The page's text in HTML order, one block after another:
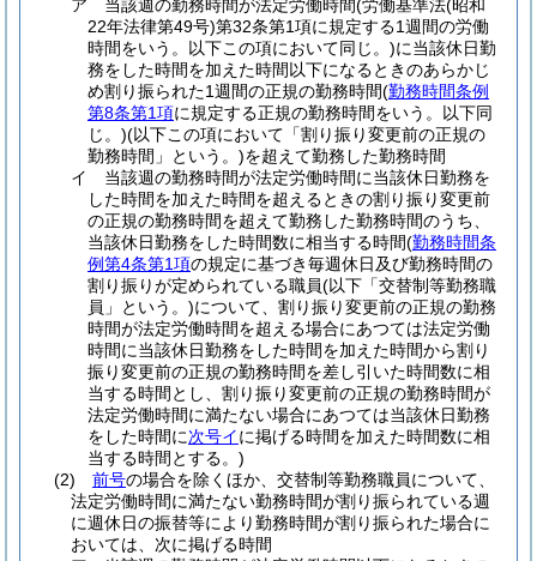
ア
当該週の勤務時間が法定労働時間(労働基準法(昭和
22年法律第49号)第32条第1項に規定する1週間の労働
時間をいう。以下この項において同じ。)に当該休日勤
務をした時間を加えた時間以下になるときのあらかじ
め割り振られた1週間の正規の勤務時間(勤務時間条例
第8条第1項に規定する正規の勤務時間をいう。以下同
じ。)(以下この項において「割り振り変更前の正規の
勤務時間」という。)を超えて勤務した勤務時間
イ
当該週の勤務時間が法定労働時間に当該休日勤務を
した時間を加えた時間を超えるときの割り振り変更前
の正規の勤務時間を超えて勤務した勤務時間のうち、
当該休日勤務をした時間数に相当する時間(勤務時間条
例第4条第1項の規定に基づき毎週休日及び勤務時間の
割り振りが定められている職員(以下「交替制等勤務職
員」という。)について、割り振り変更前の正規の勤務
時間が法定労働時間を超える場合にあつては法定労働
時間に当該休日勤務をした時間を加えた時間から割り
振り変更前の正規の勤務時間を差し引いた時間数に相
当する時間とし、割り振り変更前の正規の勤務時間が
法定労働時間に満たない場合にあつては当該休日勤務
をした時間に次号イに掲げる時間を加えた時間数に相
当する時間とする。)
(2)
前号の場合を除くほか、交替制等勤務職員について、
法定労働時間に満たない勤務時間が割り振られている週
に週休日の振替等により勤務時間が割り振られた場合に
おいては、次に掲げる時間